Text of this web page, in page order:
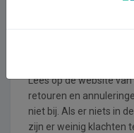
Lees op de website
retouren en
niet bij. Als er niets in
zijn er weinig klachten